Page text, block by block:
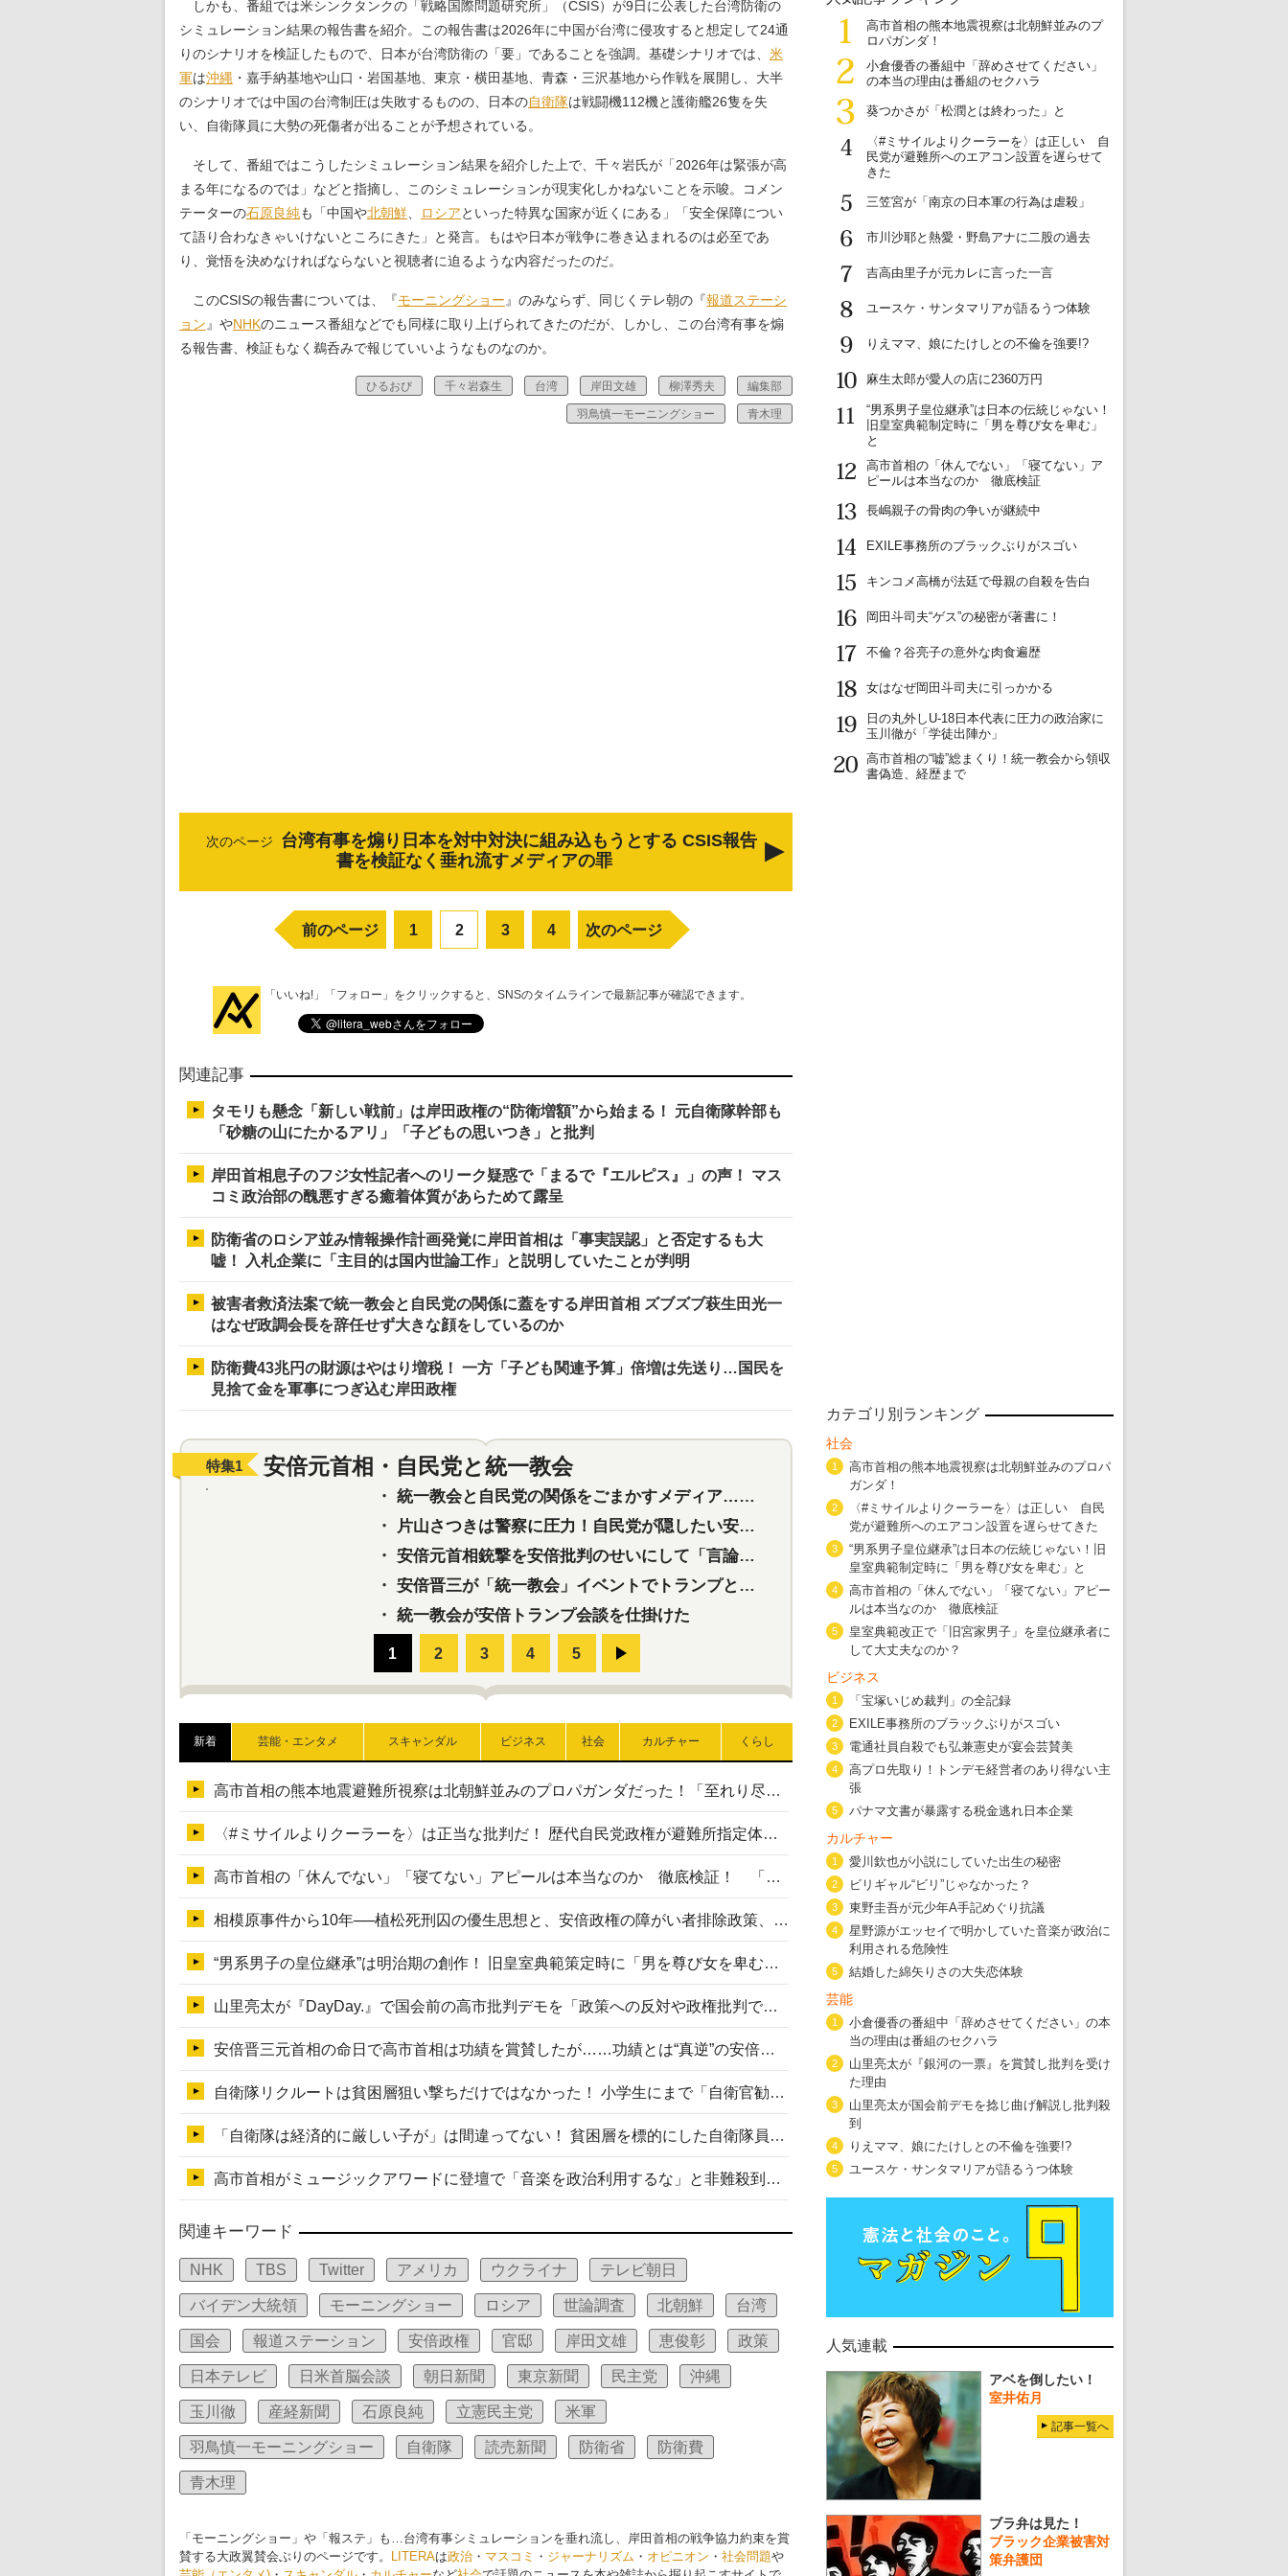
しかも、番組では米シンクタンクの「戦略国際問題研究所」（CSIS）が9日に公表した台湾防衛の
シミュレーション結果の報告書を紹介。この報告書は2026年に中国が台湾に侵攻すると想定して24通
りのシナリオを検証したもので、日本が台湾防衛の「要」であることを強調。基礎シナリオでは、 米
軍は沖縄 ・嘉手納基地や山口・岩国基地、東京・横田基地、青森・三沢基地から作戦を展開し、大半
のシナリオでは中国の台湾制圧は失敗するものの、日本の自衛隊は戦闘機112機と護衛艦26隻を失
い、自衛隊員に大勢の死傷者が出ることが予想されている。
そして、番組ではこうしたシミュレーション結果を紹介した上で、千々岩氏が「2026年は緊張が高
まる年になるのでは」などと指摘し、このシミュレーションが現実化しかねないことを示唆。コメン
テーターの石原良純も「中国や北朝鮮 ロシアといった特異な国家が近くにある」「安全保障につい
て語り合わなきゃいけないところにきた」と発言。もはや日本が戦争に巻き込まれるのは必至であ
り、覚悟を決めなければならないと視聴者に迫るような内容だったのだ。
このCSISの報告書については、『モーニングショー 』のみならず、同じくテレ朝の『報道ステーシ
ョン 』やNHKのニュース番組などでも同様に取り上げられてきたのだが、しかし、この台湾有事を煽
る報告書、検証もなく鵜呑みで報じていいようなものなのか。
ひるおび 千々岩森生 台湾 岸田文雄 柳澤秀夫 編集部
羽鳥慎一モーニングショー 青木理
次のページ
台湾有事を煽り日本を対中対決に組み込もうとする CSIS報告
書を検証なく垂れ流すメディアの罪
前のページ 1 2 3 4 次のページ
「いいね!」「フォロー」をクリックすると、SNSのタイムラインで最新記事が確認できます。
関連記事
タモリも懸念「新しい戦前」は岸田政権の“防衛増額”から始まる！ 元自衛隊幹部も
「砂糖の山にたかるアリ」「子どもの思いつき」と批判
岸田首相息子のフジ女性記者へのリーク疑惑で「まるで『エルピス』」の声！ マス
コミ政治部の醜悪すぎる癒着体質があらためて露呈
防衛省のロシア並み情報操作計画発覚に岸田首相は「事実誤認」と否定するも大
嘘！ 入札企業に「主目的は国内世論工作」と説明していたことが判明
被害者救済法案で統一教会と自民党の関係に蓋をする岸田首相 ズブズブ萩生田光一
はなぜ政調会長を辞任せず大きな顔をしているのか
防衛費43兆円の財源はやはり増税！ 一方「子ども関連予算」倍増は先送り…国民を
見捨て金を軍事につぎ込む岸田政権
特集1 安倍元首相・自民党と統一教会
・ 統一教会と自民党の関係をごまかすメディア…民放は有田芳生に発言自粛を要求
・
片山さつきは警察に圧力！自民党が隠したい安倍元首相と統一教会の深い関係
・ 安倍元首相銃撃を安倍批判のせいにして「言論封殺」に利用する自民党応援団
・ 安倍晋三が「統一教会」イベントでトランプと演説！同性婚や夫婦別姓を攻撃
・ 統一教会が安倍トランプ会談を仕掛けた
特集2 東京五輪強行開催特別企画 大ウソだら
・ 大ウソだらけの東京五輪！ 安倍・菅・森はどんな嘘を
・ 五輪サッカー・久保建英が南アの陽性者に「僕らに損ではない
・
五輪関係者が入国当日、築地を散歩！
・
新着 芸能・エンタメ スキャンダル ビジネス 社会 カルチャー くらし
高市首相の熊本地震避難所視察は北朝鮮並みのプロパガンダだった！「至れり尽くせり」の選ばれた避難所の一方で実態は…
〈#ミサイルよりクーラーを〉は正当な批判だ！ 歴代自民党政権が避難所指定体育館へのエアコン設置を遅らせてきた客観的事実
高市首相の「休んでない」「寝てない」アピールは本当なのか 徹底検証！ 「資料読み込み」「アイロンがけ」も矛盾だらけ…
相模原事件から10年──植松死刑囚の優生思想と、安倍政権の障がい者排除政策、右派勢力の差別主義との関係を改めて問う
“男系男子の皇位継承”は明治期の創作！ 旧皇室典範策定時に「男を尊び女を卑むの慣習、人民の脳髄」とトンデモ論で女性天皇を否定
山里亮太が『DayDay.』で国会前の高市批判デモを「政策への反対や政権批判でない」と捻じ曲げ解説 デモ参加者から批判殺到
安倍晋三元首相の命日で高市首相は功績を賞賛したが……功績とは“真逆”の安倍元首相のトンデモ発言を振り返る
自衛隊リクルートは貧困層狙い撃ちだけではなかった！ 小学生にまで「自衛官勧誘」目的のパンフレット作成
「自衛隊は経済的に厳しい子が」は間違ってない！ 貧困層を標的にした自衛隊員募集、やす子、山上被告も…日本でも進む“経済的徴兵制”
高市首相がミュージックアワードに登壇で「音楽を政治利用するな」と非難殺到！ MAJの国策的本質を批判する声も
関連キーワード
NHK TBS Twitter アメリカ ウクライナ テレビ朝日
バイデン大統領 モーニングショー ロシア 世論調査 北朝鮮 台湾
国会 報道ステーション 安倍政権 官邸 岸田文雄 恵俊彰 政策
日本テレビ 日米首脳会談 朝日新聞 東京新聞 民主党 沖縄
玉川徹 産経新聞 石原良純 立憲民主党 米軍
羽鳥慎一モーニングショー 自衛隊 読売新聞 防衛省 防衛費
青木理
「モーニングショー」や「報ステ」も…台湾有事シミュレーションを垂れ流し、岸田首相の戦争協力約束を賞
賛する大政翼賛会ぶりのページです。
LITERAは政治 ・ マスコミ ・ ジャーナリズム ・ オピニオン ・ 社会問題や
1
高市首相の熊本地震視察は北朝鮮並みのプ
ロパガンダ！
2
小倉優香の番組中「辞めさせてください」
の本当の理由は番組のセクハラ
3
葵つかさが「松潤とは終わった」と
4
〈#ミサイルよりクーラーを〉は正しい 自
民党が避難所へのエアコン設置を遅らせて
きた
5
三笠宮が「南京の日本軍の行為は虐殺」
6
市川沙耶と熱愛・野島アナに二股の過去
7
吉高由里子が元カレに言った一言
8
ユースケ・サンタマリアが語るうつ体験
9
りえママ、娘にたけしとの不倫を強要!?
10
麻生太郎が愛人の店に2360万円
11
“男系男子皇位継承”は日本の伝統じゃない！
旧皇室典範制定時に「男を尊び女を卑む」
と
12
高市首相の「休んでない」「寝てない」ア
ピールは本当なのか 徹底検証
13
長嶋親子の骨肉の争いが継続中
14
EXILE事務所のブラックぶりがスゴい
15
キンコメ高橋が法廷で母親の自殺を告白
16
岡田斗司夫“ゲス”の秘密が著書に！
17
不倫？谷亮子の意外な肉食遍歴
18
女はなぜ岡田斗司夫に引っかかる
19
日の丸外しU-18日本代表に圧力の政治家に
玉川徹が「学徒出陣か」
20
高市首相の“嘘”総まくり！統一教会から領収
書偽造、経歴まで
カテゴリ別ランキング
社会
1
高市首相の熊本地震視察は北朝鮮並みのプロパ
ガンダ！
2
〈#ミサイルよりクーラーを〉は正しい 自民
党が避難所へのエアコン設置を遅らせてきた
3
“男系男子皇位継承”は日本の伝統じゃない！旧
皇室典範制定時に「男を尊び女を卑む」と
4
高市首相の「休んでない」「寝てない」アピー
ルは本当なのか 徹底検証
5
皇室典範改正で「旧宮家男子」を皇位継承者に
して大丈夫なのか？
ビジネス
1 「宝塚いじめ裁判」の全記録
2 EXILE事務所のブラックぶりがスゴい
3 電通社員自殺でも弘兼憲史が宴会芸賛美
4
高プロ先取り！トンデモ経営者のあり得ない主
張
5 パナマ文書が暴露する税金逃れ日本企業
カルチャー
1 愛川欽也が小説にしていた出生の秘密
2 ビリギャル“ビリ”じゃなかった？
3 東野圭吾が元少年A手記めぐり抗議
4
星野源がエッセイで明かしていた音楽が政治に
利用される危険性
5 結婚した綿矢りさの大失恋体験
芸能
1
小倉優香の番組中「辞めさせてください」の本
当の理由は番組のセクハラ
2
山里亮太が『銀河の一票』を賞賛し批判を受け
た理由
3
山里亮太が国会前デモを捻じ曲げ解説し批判殺
到
4 りえママ、娘にたけしとの不倫を強要!?
5 ユースケ・サンタマリアが語るうつ体験
人気連載
アベを倒したい！
室井佑月
記事一覧へ
ブラ弁は見た！
ブラック企業被害対
策弁護団